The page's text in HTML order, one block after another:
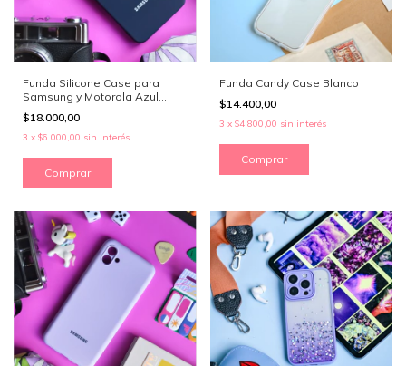
Funda Silicone Case para
Samsung y Motorola Azul
Oscuro
$18.000,00
3 x $6.000,00 sin interés
Comprar
Funda Candy Case Blanco
$14.400,00
3 x $4.800,00 sin interés
Comprar